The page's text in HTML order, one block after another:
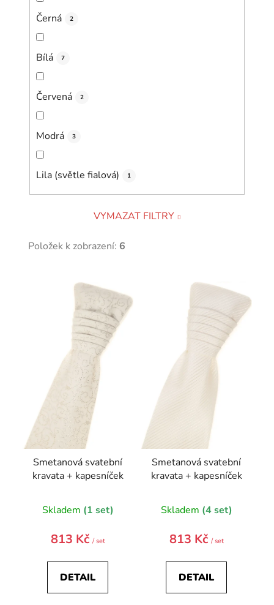
Černá 2
Bílá 7
Červená 2
Modrá 3
Lila (světle fialová) 1
VYMAZAT FILTRY
Položek k zobrazení: 6
k
Smetanová svatební
kravata + kapesníček
Skladem (1 set)
813 Kč / set
DETAIL
Smetanová svatební
kravata + kapesníček
Skladem (4 set)
813 Kč / set
DETAIL